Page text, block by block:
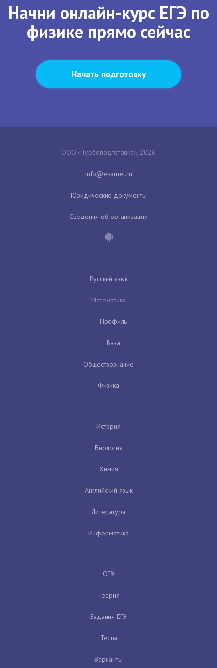
Начни онлайн-курс ЕГЭ по
физике прямо сейчас
Начать подготовку
ООО «Турбоподготовка», 2026
Юридические документы
Сведения об организации
Русский язык
Математика
Профиль
База
Обществознание
Физика
История
Биология
Химия
Английский язык
Литература
Информатика
ОГЭ
Теория
Задания ЕГЭ
Тесты
Варианты